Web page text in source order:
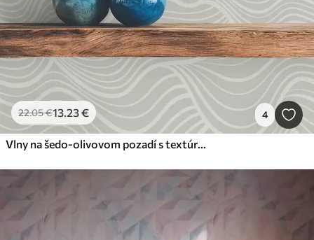
22.05€13.23€ 4
Vlny na šedo-olivovom pozadí s textúrou tkaniny